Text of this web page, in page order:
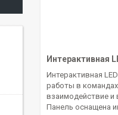
Интерактивная
Интерактивная
работы в
взаимодействие и
Панель оснащена